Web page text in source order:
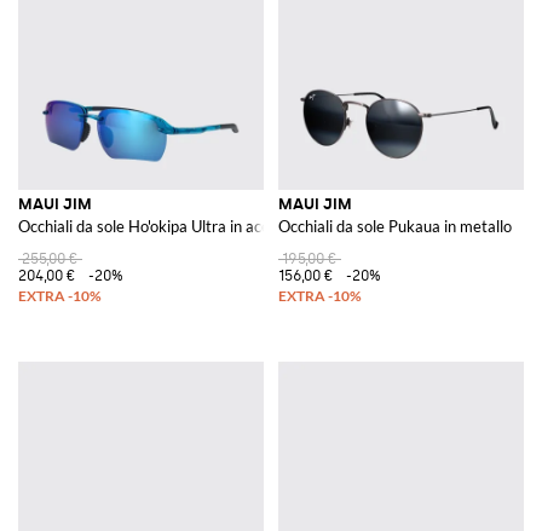
MAUI JIM
Occhiali da sole Ho'okipa Ultra in acetato
255,00 €
204,00 €
-20%
MAUI JIM
Occhiali da sole Pukaua in metallo
195,00 €
156,00 €
-20%